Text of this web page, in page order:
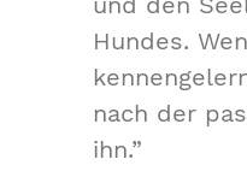
Hundes.
nach der
ihn.”